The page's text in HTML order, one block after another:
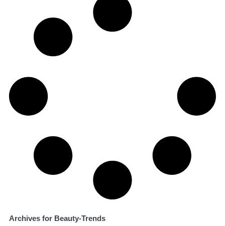
Archives for Beauty-Trends